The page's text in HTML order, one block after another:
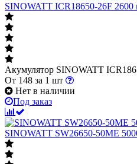
SINOWATT ICR18650-26F 2600
Акумулятор SINOWATT
От 148 за 1 шт
Нет в наличии
Под заказ
SINOWATT SW26650-50ME